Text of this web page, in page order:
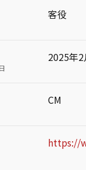
客役
2025年2
CM
https://